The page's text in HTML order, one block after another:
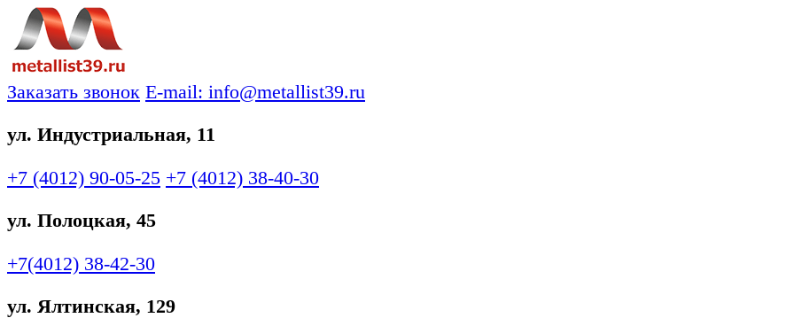
Заказать звонок E-mail: info@metallist39.ru
ул. Индустриальная, 11
+7 (4012) 90-05-25 +7 (4012) 38-40-30
ул. Полоцкая, 45
+7(4012) 38-42-30
ул. Ялтинская, 129